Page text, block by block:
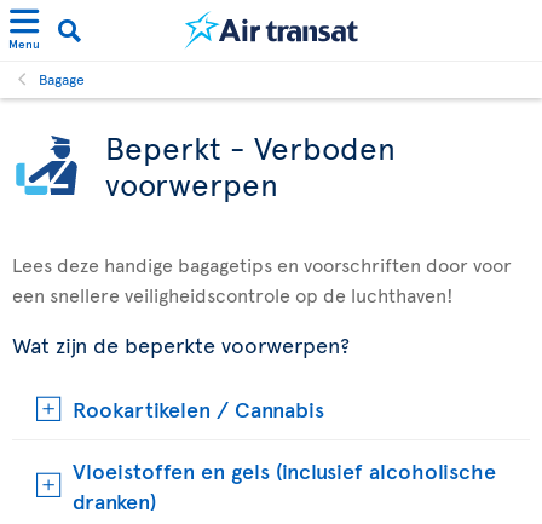
Menu
Bagage
Beperkt - Verboden
voorwerpen
Lees deze handige bagagetips en voorschriften door voor
een snellere veiligheidscontrole op de luchthaven!
Wat zijn de beperkte voorwerpen?
Rookartikelen / Cannabis
Vloeistoffen en gels (inclusief alcoholische
dranken)